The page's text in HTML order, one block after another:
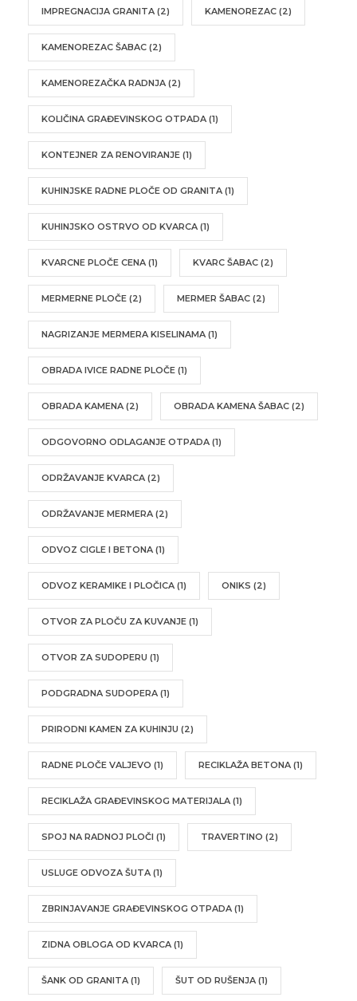
IMPREGNACIJA GRANITA (2) KAMENOREZAC (2)
KAMENOREZAC ŠABAC (2)
KAMENOREZAČKA RADNJA (2)
KOLIČINA GRAĐEVINSKOG OTPADA (1)
KONTEJNER ZA RENOVIRANJE (1)
KUHINJSKE RADNE PLOČE OD GRANITA (1)
KUHINJSKO OSTRVO OD KVARCA (1)
KVARCNE PLOČE CENA (1) KVARC ŠABAC (2)
MERMERNE PLOČE (2) MERMER ŠABAC (2)
NAGRIZANJE MERMERA KISELINAMA (1)
OBRADA IVICE RADNE PLOČE (1)
OBRADA KAMENA (2) OBRADA KAMENA ŠABAC (2)
ODGOVORNO ODLAGANJE OTPADA (1)
ODRŽAVANJE KVARCA (2)
ODRŽAVANJE MERMERA (2)
ODVOZ CIGLE I BETONA (1)
ODVOZ KERAMIKE I PLOČICA (1) ONIKS (2)
OTVOR ZA PLOČU ZA KUVANJE (1)
OTVOR ZA SUDOPERU (1)
PODGRADNA SUDOPERA (1)
PRIRODNI KAMEN ZA KUHINJU (2)
RADNE PLOČE VALJEVO (1) RECIKLAŽA BETONA (1)
RECIKLAŽA GRAĐEVINSKOG MATERIJALA (1)
SPOJ NA RADNOJ PLOČI (1) TRAVERTINO (2)
USLUGE ODVOZA ŠUTA (1)
ZBRINJAVANJE GRAĐEVINSKOG OTPADA (1)
ZIDNA OBLOGA OD KVARCA (1)
ŠANK OD GRANITA (1) ŠUT OD RUŠENJA (1)